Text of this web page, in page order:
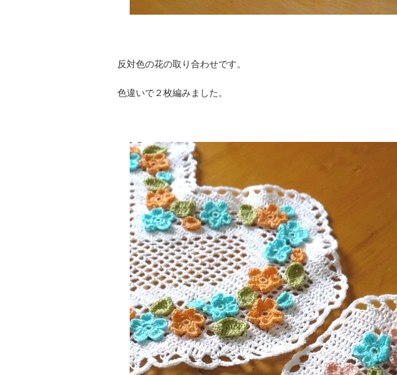
反対色の花の取り合わせです。
色違いで２枚編みました。